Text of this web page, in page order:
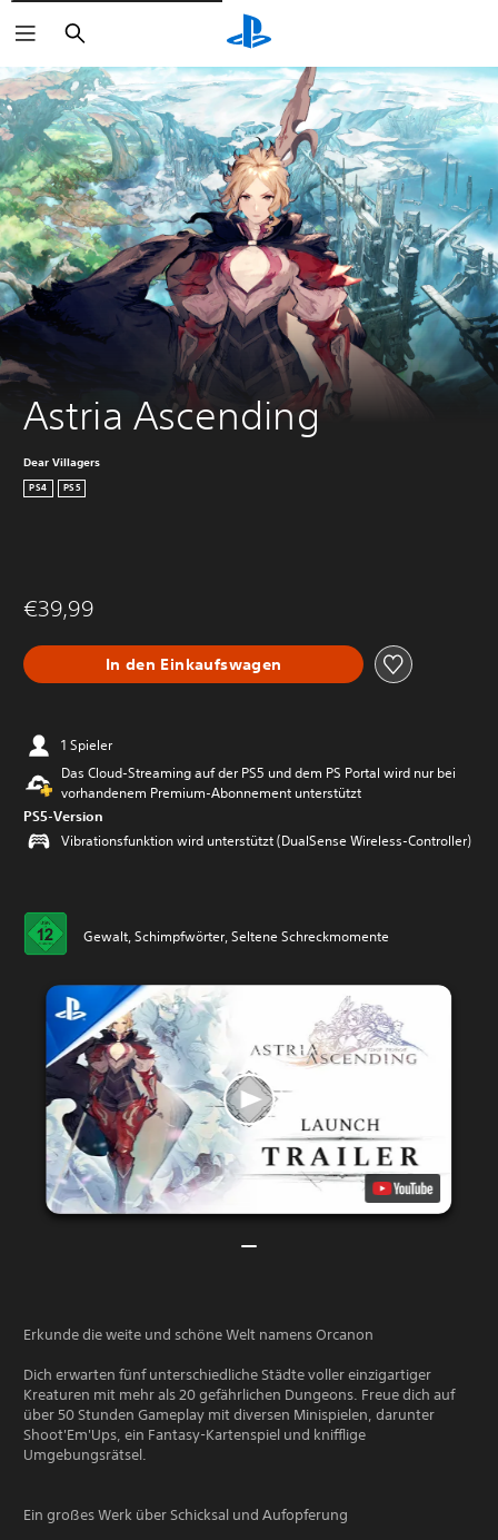
Suchen
Astria Ascending
Dear Villagers
PS4 PS5
€39,99
In den Einkaufswagen
1 Spieler
Das Cloud-Streaming auf der PS5 und dem PS Portal wird nur bei
vorhandenem Premium-Abonnement unterstützt
PS5-Version
Vibrationsfunktion wird unterstützt (DualSense Wireless-Controller)
Gewalt, Schimpfwörter, Seltene Schreckmomente
Erkunde die weite und schöne Welt namens Orcanon
Dich erwarten fünf unterschiedliche Städte voller einzigartiger
Kreaturen mit mehr als 20 gefährlichen Dungeons. Freue dich auf
über 50 Stunden Gameplay mit diversen Minispielen, darunter
Shoot'Em'Ups, ein Fantasy-Kartenspiel und knifflige
Umgebungsrätsel.
Ein großes Werk über Schicksal und Aufopferung